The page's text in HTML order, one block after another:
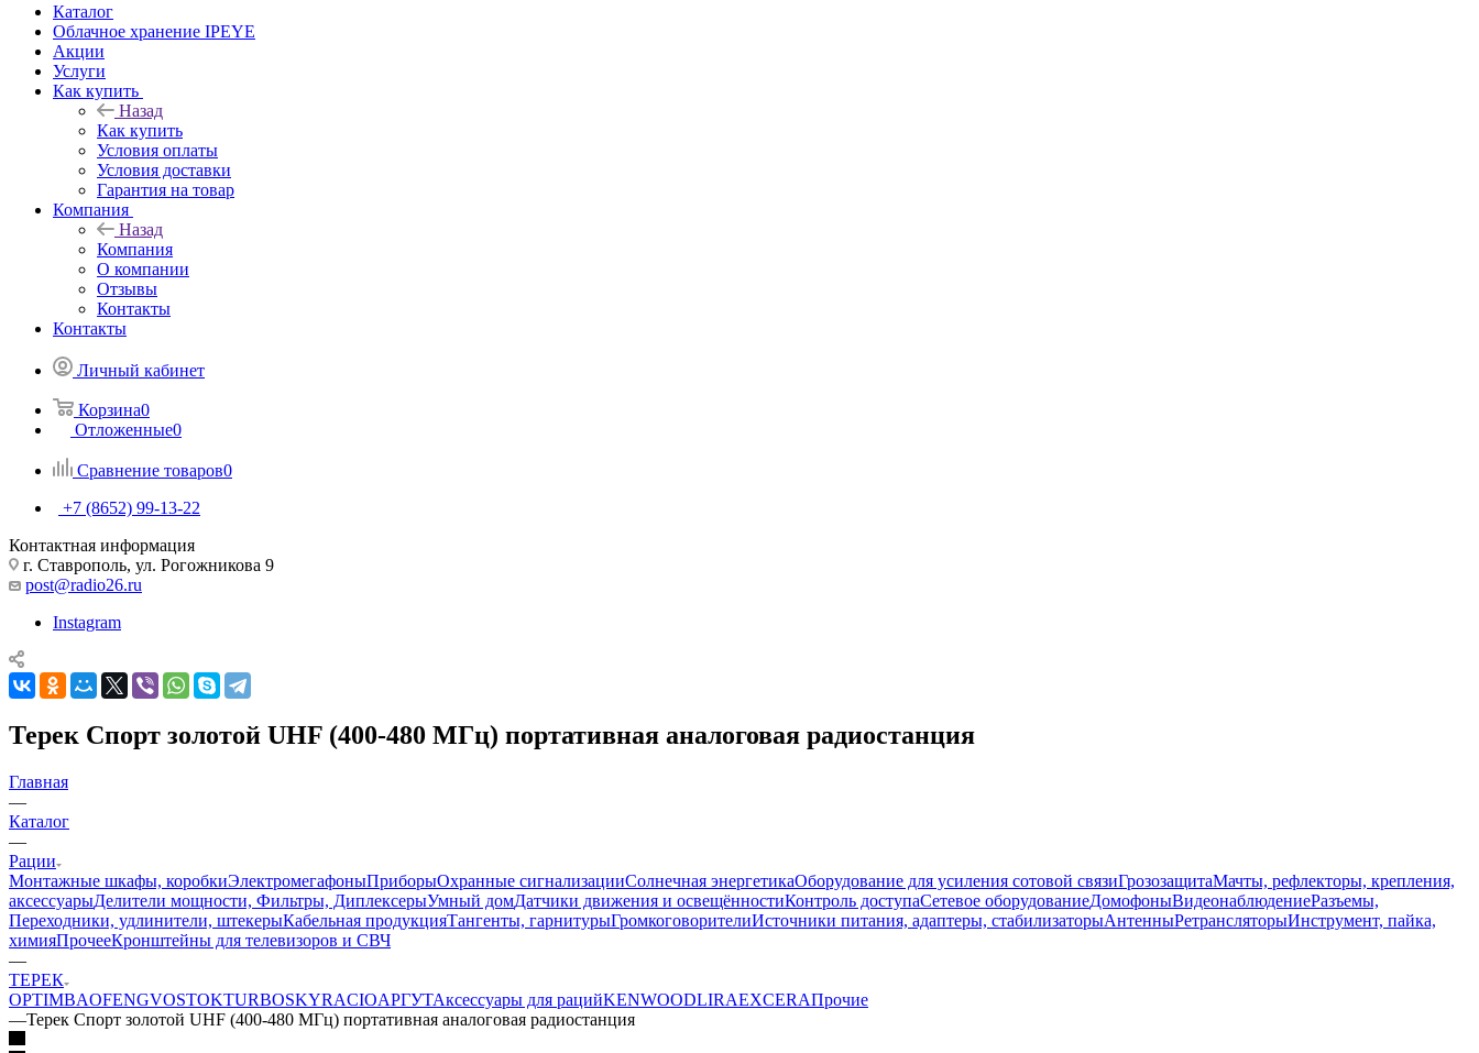
Каталог
Облачное хранение IPEYE
Акции
Услуги
Как купить
Назад
Как купить
Условия оплаты
Условия доставки
Гарантия на товар
Компания
Назад
Компания
О компании
Отзывы
Контакты
Контакты
Личный кабинет
Корзина0
Отложенные0
Сравнение товаров0
+7 (8652) 99-13-22
Контактная информация
г. Ставрополь, ул. Рогожникова 9
post@radio26.ru
Instagram
Терек Спорт золотой UHF (400-480 МГц) портативная аналоговая радиостанция
Главная
—
Каталог
—
Рации
Монтажные шкафы, коробкиЭлектромегафоныПриборыОхранные сигнализацииСолнечная энергетикаОборудование для усиления сотовой связиГрозозащитаМачты, рефлекторы, крепления,
аксессуарыДелители мощности, Фильтры, ДиплексерыУмный домДатчики движения и освещённостиКонтроль доступаСетевое оборудованиеДомофоныВидеонаблюдениеРазъемы,
Переходники, удлинители, штекерыКабельная продукцияТангенты, гарнитурыГромкоговорителиИсточники питания, адаптеры, стабилизаторыАнтенныРетрансляторыИнструмент, пайка,
химияПрочееКронштейны для телевизоров и СВЧ
—
ТЕРЕК
OPTIMBAOFENGVOSTOKTURBOSKYRACIOАРГУТАксессуары для рацийKENWOODLIRAEXCERAПрочие
—Терек Спорт золотой UHF (400-480 МГц) портативная аналоговая радиостанция